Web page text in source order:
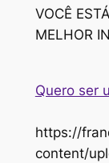
VOCÊ
MELHOR
Quero ser
https://
content/